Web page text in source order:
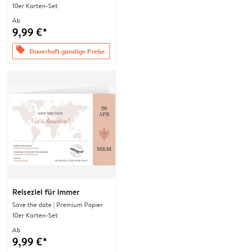
10er Karten-Set
Ab
9,99 €*
offers Dauerhaft günstige Preise
Reiseziel für immer
Save the date | Premium Papier
10er Karten-Set
Ab
9,99 €*